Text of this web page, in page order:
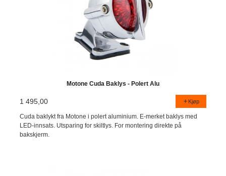
Motone Cuda Baklys - Polert Alu
1 495,00 Kjøp
Cuda baklykt fra Motone i polert aluminium. E-merket baklys med
LED-innsats. Utsparing for skiltlys. For montering direkte på
bakskjerm.